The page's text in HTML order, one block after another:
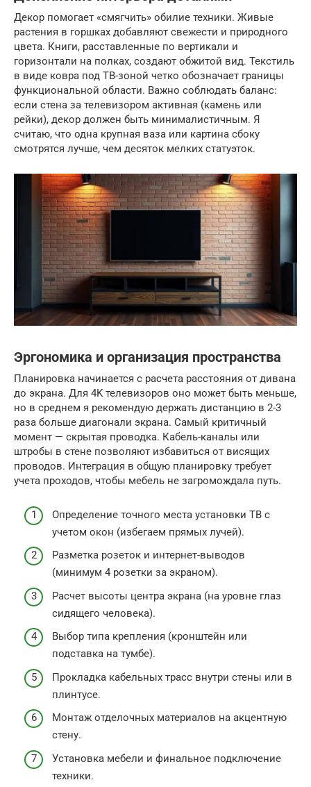
Декор помогает «смягчить» обилие техники. Живые
растения в горшках добавляют свежести и природного
цвета. Книги, расставленные по вертикали и
горизонтали на полках, создают обжитой вид. Текстиль
в виде ковра под ТВ-зоной четко обозначает границы
функциональной области. Важно соблюдать баланс:
если стена за телевизором активная (камень или
рейки), декор должен быть минималистичным. Я
считаю, что одна крупная ваза или картина сбоку
смотрятся лучше, чем десяток мелких статуэток.
Эргономика и организация пространства
Планировка начинается с расчета расстояния от дивана
до экрана. Для 4K телевизоров оно может быть меньше,
но в среднем я рекомендую держать дистанцию в 2-3
раза больше диагонали экрана. Самый критичный
момент — скрытая проводка. Кабель-каналы или
штробы в стене позволяют избавиться от висящих
проводов. Интеграция в общую планировку требует
учета проходов, чтобы мебель не загромождала путь.
Определение точного места установки ТВ с
учетом окон (избегаем прямых лучей).
Разметка розеток и интернет-выводов
(минимум 4 розетки за экраном).
Расчет высоты центра экрана (на уровне глаз
сидящего человека).
Выбор типа крепления (кронштейн или
подставка на тумбе).
Прокладка кабельных трасс внутри стены или в
плинтусе.
Монтаж отделочных материалов на акцентную
стену.
Установка мебели и финальное подключение
техники.